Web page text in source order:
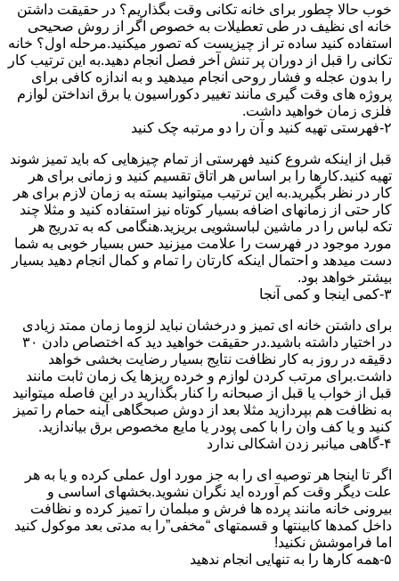
خوب حالا چطور برای خانه تکانی وقت بگذاریم؟ در حقیقت داشتن
خانه ای نظیف در طی تعطیلات به خصوص اگر از روش صحیحی
استفاده کنید ساده تر از چیزیست که تصور میکنید.مرحله اول؟ خانه
تکانی را قبل از دوران پر تنش آخر فصل انجام دهید.به این ترتیب کار
را بدون عجله و فشار روحی انجام میدهید و به اندازه کافی برای
پروژه های وقت گیری مانند تغییر دکوراسیون یا برق انداختن لوازم
فلزی زمان خواهید داشت.
۲-فهرستی تهیه کنید و آن را دو مرتبه چک کنید
قبل از اینکه شروع کنید فهرستی از تمام چیزهایی که باید تمیز شوند
تهیه کنید.کارها را بر اساس هر اتاق تقسیم کنید و زمانی برای هر
کار در نظر بگیرید.به این ترتیب میتوانید بسته به زمان لازم برای هر
کار حتی از زمانهای اضافه بسیار کوتاه نیز استفاده کنید و مثلا چند
تکه لباس را در ماشین لباسشویی بریزید.هنگامی که به تدریج هر
مورد موجود در فهرست را علامت میزنید حس بسیار خوبی به شما
دست میدهد و احتمال اینکه کارتان را تمام و کمال انجام دهید بسیار
بیشتر خواهد بود.
۳-کمی اینجا و کمی آنجا
برای داشتن خانه ای تمیز و درخشان نباید لزوما زمان ممتد زیادی
در اختیار داشته باشید.در حقیقت خواهید دید که اختصاص دادن ۳۰
دقیقه در روز به کار نظافت نتایج بسیار رضایت بخشی خواهد
داشت.برای مرتب کردن لوازم و خرده ریزها یک زمان ثابت مانند
قبل از خواب یا قبل از صبحانه را کنار بگذارید در این فاصله میتوانید
به نظافت هم بپردازید مثلا بعد از دوش صبحگاهی آینه حمام را تمیز
کنید و یا کف وان را با کمی پودر یا مایع مخصوص برق بیاندازید.
۴-گاهی میانبر زدن اشکالی ندارد
اگر تا اینجا هر توصیه ای را به جز مورد اول عملی کرده و یا به هر
علت دیگر وقت کم آورده اید نگران نشوید.بخشهای اساسی و
بیرونی خانه مانند پرده ها فرش و مبلمان را تمیز کرده و نظافت
داخل کمدها کابینتها و قسمتهای “مخفی”را به مدتی بعد موکول کنید
اما فراموشش نکنید!
۵-همه کارها را به تنهایی انجام ندهید